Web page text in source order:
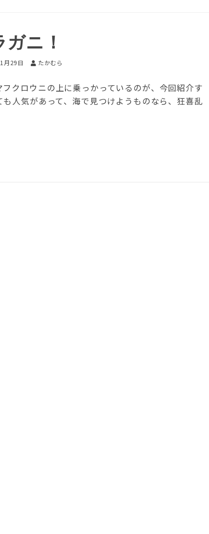
ニ！
月29日 たかむら
クロウニの上に乗っかっているのが、今回紹介す
人気があって、海で見つけようものなら、狂喜乱